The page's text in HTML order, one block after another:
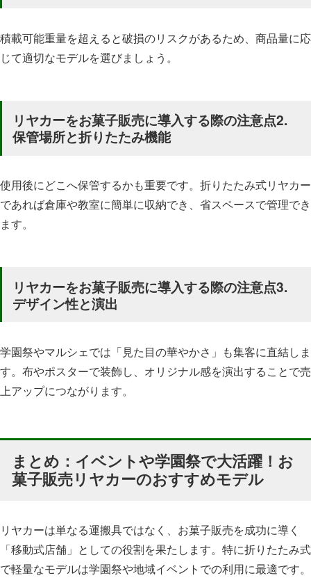
積載可能重量を超えると破損のリスクがあるため、商品量に応
じて適切なモデルを選びましょう。
リヤカーをお菓子販売に導入する際の注意点2.
保管場所と折りたたみ機能
使用後にどこへ保管するかも重要です。折りたたみ式リヤカー
であれば倉庫や教室に簡単に収納でき、省スペースで管理でき
ます。
リヤカーをお菓子販売に導入する際の注意点3.
デザイン性と演出
学園祭やマルシェでは「見た目の華やかさ」も集客に直結しま
す。布やポスターで装飾し、オリジナル感を演出することで売
上アップにつながります。
まとめ：イベントや学園祭で大活躍！お
菓子販売リヤカーのおすすめモデル
リヤカーは単なる運搬具ではなく、お菓子販売を成功に導く
「移動式店舗」としての役割を果たします。特に折りたたみ式
で軽量なモデルは学園祭や地域イベントでの利用に最適です。